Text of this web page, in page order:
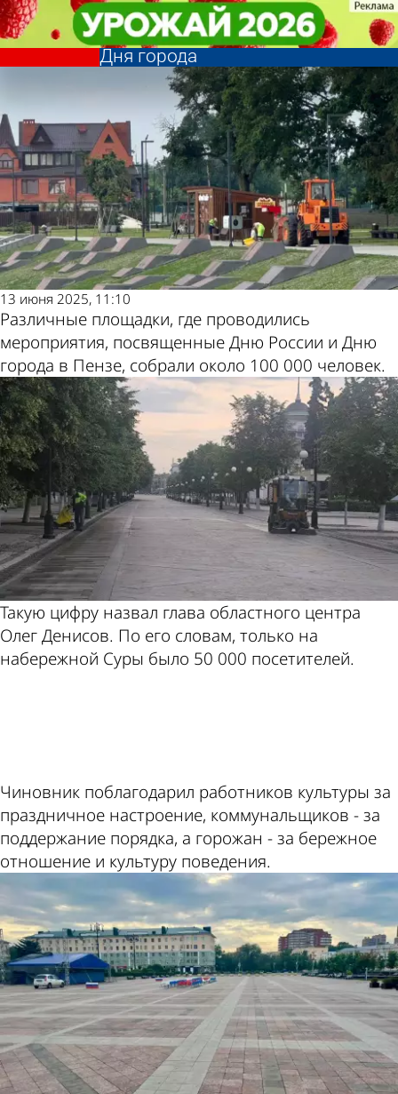
100 000 посетителей: глава
Пензы показал площадки после
Дня города
Общество
13 июня 2025, 11:10
Различные площадки, где проводились
мероприятия, посвященные Дню России и Дню
города в Пензе, собрали около 100 000 человек.
Такую цифру назвал глава областного центра
Олег Денисов. По его словам, только на
набережной Суры было 50 000 посетителей.
Чиновник поблагодарил работников культуры за
праздничное настроение, коммунальщиков - за
поддержание порядка, а горожан - за бережное
отношение и культуру поведения.
100 000 посетителей: глава
Пензы показал площадки после
Дня города
Общество
Другие
новости по
теме
Погода и
курсы валют в
Пензе